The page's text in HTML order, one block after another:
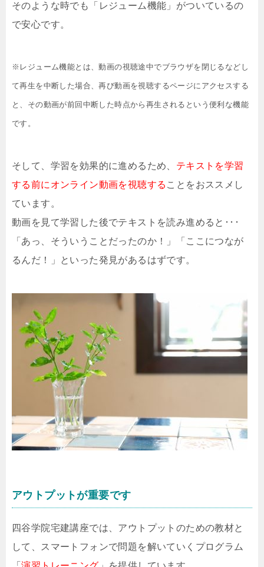
そのような時でも「レジューム機能」がついているの
で安心です。
※レジューム機能とは、動画の視聴途中でブラウザを閉じるなどし
て再生を中断した場合、再び動画を視聴するページにアクセスする
と、その動画が前回中断した時点から再生されるという便利な機能
です。
そして、学習を効果的に進めるため、 テキストを学習
する前にオンライン動画を視聴する ことをおススメし
ています。
動画を見て学習した後でテキストを読み進めると･･･
「あっ、そういうことだったのか！」「ここにつなが
るんだ！」といった発見があるはずです。
アウトプットが重要です
四谷学院宅建講座では、アウトプットのための教材と
して、スマートフォンで問題を解いていくプログラム